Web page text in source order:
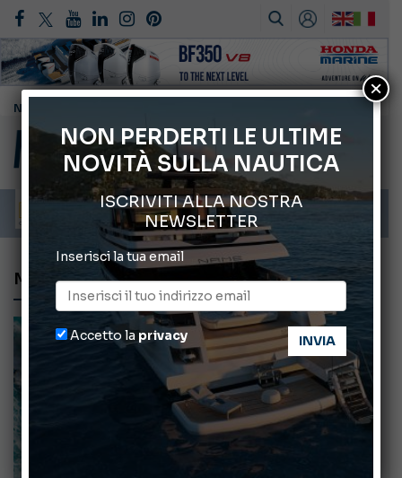
Cannes Yachting Festival 2026: tutte le novità attese a settembre
Montecristo Yachting, l’orologio per il diportista
Gommoni Callegari acquisisce Geniuss
Mar Ligure: cresce la presenza di gruppi familiari di capodoglio
MOTO ONDOSO
NON PERDERTI LE ULTIME
NOVITÀ SULLA NAUTICA
ISCRIVITI ALLA NOSTRA
NEWSLETTER
Inserisci la tua email
Accetto la privacy
×